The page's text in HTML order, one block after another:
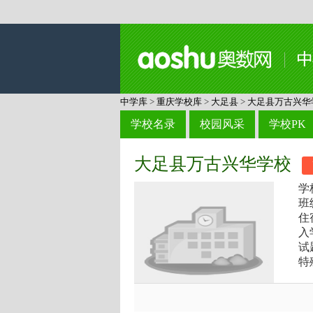
中学库 > 重庆学校库 > 大足县 > 大足县万古兴华
学校名录 校园风采 学校PK
大足县万古兴华学校
学
班
住
试
特